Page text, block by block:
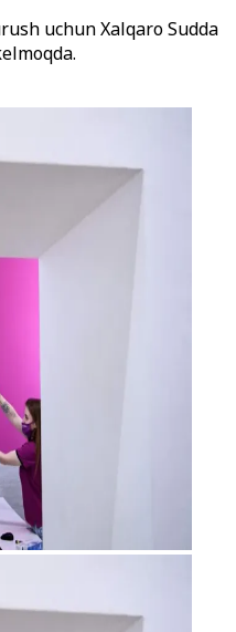
uchun Xalqaro Sudda